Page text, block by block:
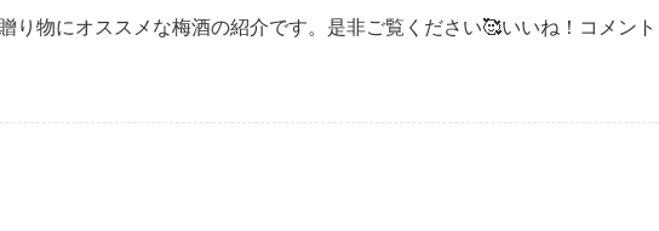
り物にオススメな梅酒の紹介です。是非ご覧ください🥰いいね！コメン